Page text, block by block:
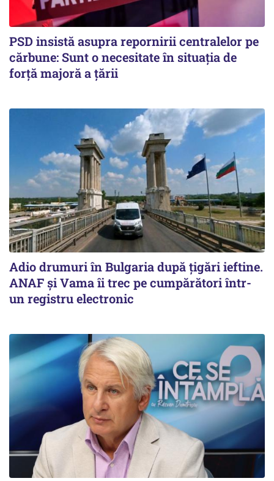
PSD insistă asupra repornirii centralelor pe
cărbune: Sunt o necesitate în situația de
forță majoră a țării
Adio drumuri în Bulgaria după țigări ieftine.
ANAF și Vama îi trec pe cumpărători într-
un registru electronic